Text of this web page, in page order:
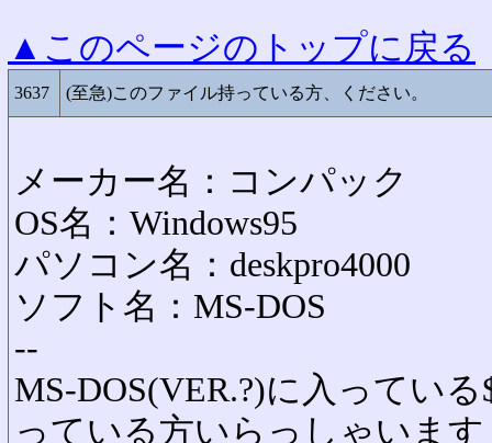
▲このページのトップに戻る
3637 (至急)このファイル持っている方、ください。
メーカー名：コンパック
OS名：Windows95
パソコン名：deskpro4000
ソフト名：MS-DOS
--
MS-DOS(VER.?)に入ってい
っている方いらっしゃいます